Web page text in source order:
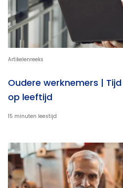
Oudere werknemers |
op leeftijd
Artikelenreeks
15 minuten leestijd